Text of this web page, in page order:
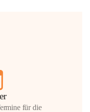
für die